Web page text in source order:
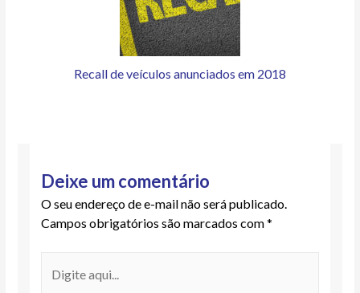
Recall de veículos anunciados em 2018
Deixe um comentário
O seu endereço de e-mail não será publicado.
Campos obrigatórios são marcados com*